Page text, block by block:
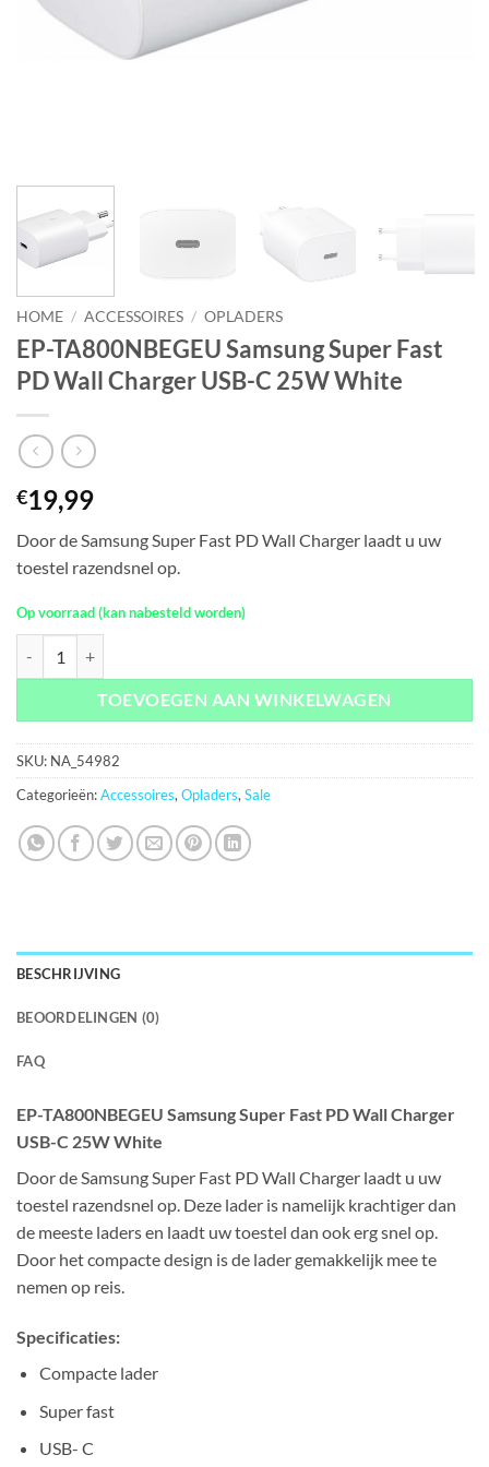
HOME / ACCESSOIRES / OPLADERS
EP-TA800NBEGEU Samsung Super Fast
PD Wall Charger USB-C 25W White
€19,99
Door de Samsung Super Fast PD Wall Charger laadt u uw
toestel razendsnel op.
Op voorraad (kan nabesteld worden)
TOEVOEGEN AAN WINKELWAGEN
SKU: NA_54982
Categorieën:Accessoires,Opladers,Sale
BESCHRIJVING
BEOORDELINGEN (0)
FAQ
EP-TA800NBEGEU Samsung Super Fast PD Wall Charger
USB-C 25W White
Door de Samsung Super Fast PD Wall Charger laadt u uw
toestel razendsnel op. Deze lader is namelijk krachtiger dan
de meeste laders en laadt uw toestel dan ook erg snel op.
Door het compacte design is de lader gemakkelijk mee te
nemen op reis.
Specificaties:
Compacte lader
Super fast
USB- C